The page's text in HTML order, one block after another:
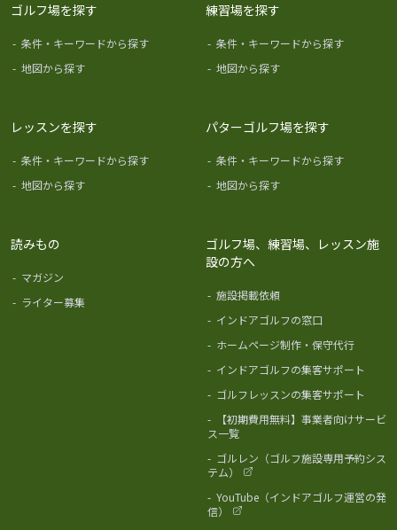
ゴルフ場を探す
- 条件・キーワードから探す
- 地図から探す
練習場を探す
- 条件・キーワードから探す
- 地図から探す
レッスンを探す
- 条件・キーワードから探す
- 地図から探す
パターゴルフ場を探す
- 条件・キーワードから探す
- 地図から探す
読みもの
- マガジン
- ライター募集
ゴルフ場、練習場、レッスン施
設の方へ
- 施設掲載依頼
- インドアゴルフの窓口
- ホームページ制作・保守代行
- インドアゴルフの集客サポート
- ゴルフレッスンの集客サポート
-
【初期費用無料】事業者向けサービ
ス一覧
- ゴルレン（ゴルフ施設専用予約シス
テム）
- YouTube（インドアゴルフ運営の発
信）